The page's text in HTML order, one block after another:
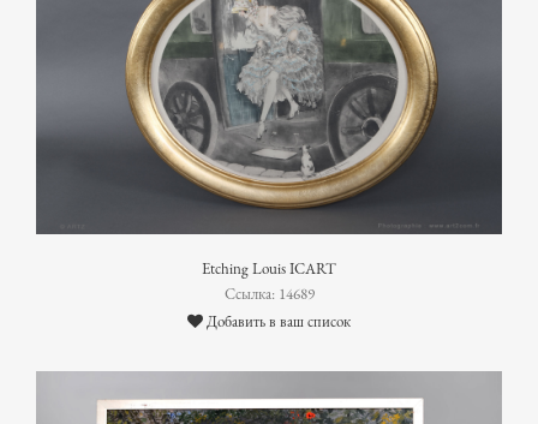
Etching Louis ICART
Ссылка: 14689
Добавить в ваш список